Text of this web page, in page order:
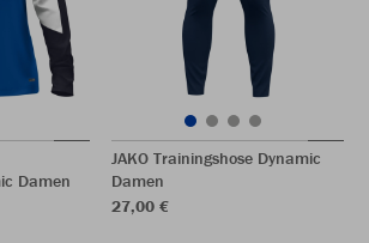
Damen
JAKO Trainingshose Dynamic
Damen
27,00 €